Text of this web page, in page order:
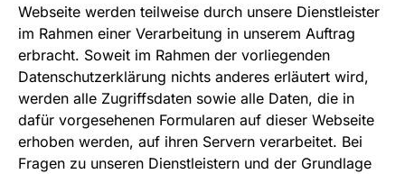
Webseite werden teilweise durch unsere Dienstleister
im Rahmen einer Verarbeitung in unserem Auftrag
erbracht. Soweit im Rahmen der vorliegenden
Datenschutzerklärung nichts anderes erläutert wird,
werden alle Zugriffsdaten sowie alle Daten, die in
dafür vorgesehenen Formularen auf dieser Webseite
erhoben werden, auf ihren Servern verarbeitet. Bei
Fragen zu unseren Dienstleistern und der Grundlage